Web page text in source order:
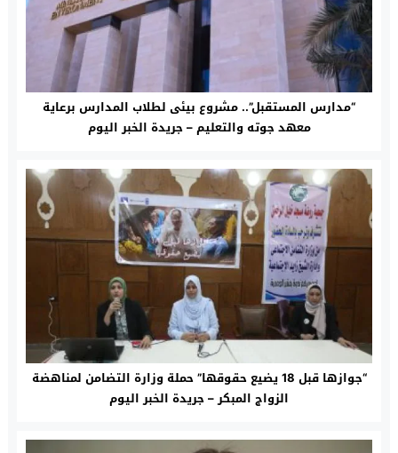
“مدارس المستقبل”.. مشروع بيئى لطلاب المدارس برعاية
معهد جوته والتعليم – جريدة الخبر اليوم
“جوازها قبل 18 يضيع حقوقها” حملة وزارة التضامن لمناهضة
الزواج المبكر – جريدة الخبر اليوم